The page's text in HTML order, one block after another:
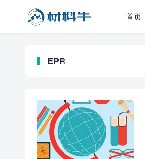
首页
EPR